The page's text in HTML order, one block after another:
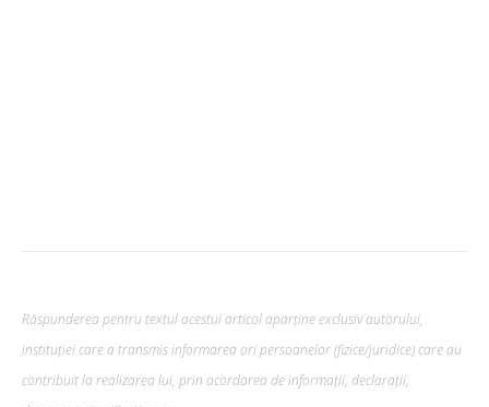
Răspunderea pentru textul acestui articol aparține exclusiv autorului,
instituției care a transmis informarea ori persoanelor (fizice/juridice) care au
contribuit la realizarea lui, prin acordarea de informații, declarații,